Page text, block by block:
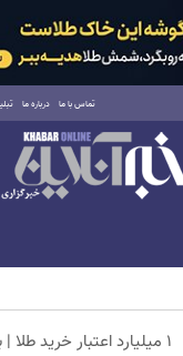
تماس با ما درباره ما
پنجشنبه ۱۵ مرداد ۱۴۰۵
۱ میلیارد اعتبار خرید طلا | بدون ضامن و چک